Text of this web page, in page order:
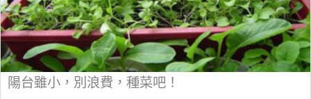
陽台雖小，別浪費，種菜吧！